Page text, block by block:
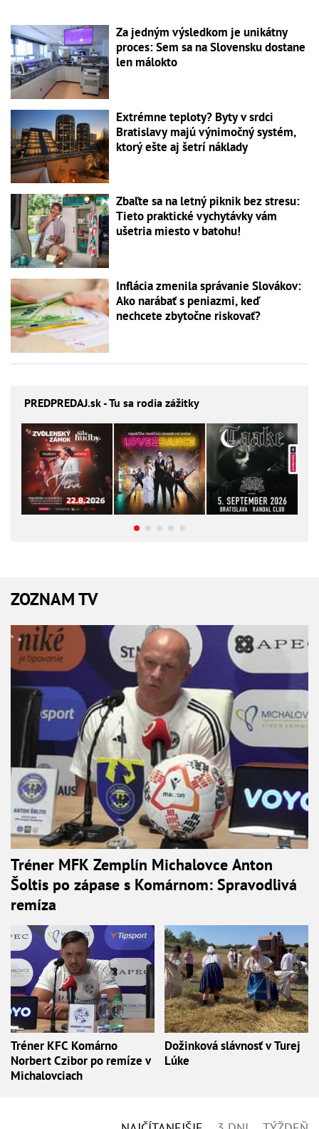
Za jedným výsledkom je unikátny
proces: Sem sa na Slovensku dostane
len málokto
Extrémne teploty? Byty v srdci
Bratislavy majú výnimočný systém,
ktorý ešte aj šetrí náklady
Zbaľte sa na letný piknik bez stresu:
Tieto praktické vychytávky vám
ušetria miesto v batohu!
Inflácia zmenila správanie Slovákov:
Ako narábať s peniazmi, keď
nechcete zbytočne riskovať?
PREDPREDAJ.sk - Tu sa rodia zážitky
ZOZNAM TV
Tréner MFK Zemplín Michalovce Anton
Šoltis po zápase s Komárnom: Spravodlivá
remíza
Tréner KFC Komárno
Norbert Czibor po remíze v
Michalovciach
Dožinková slávnosť v Turej
Lúke